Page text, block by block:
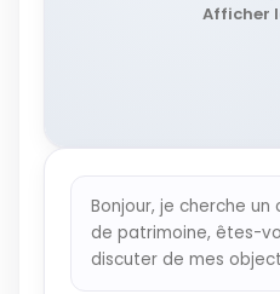
Afficher
Bonjour, je cherche
de patrimoine, êtes-
discuter de mes